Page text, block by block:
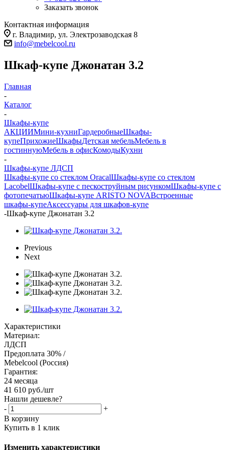
Заказать звонок
Контактная информация
г. Владимир, ул. Электрозаводская 8
info@mebelcool.ru
Шкаф-купе Джонатан 3.2
Главная
-
Каталог
-
Шкафы-купе
АКЦИИМини-кухниГардеробныеШкафы-
купеПрихожиеШкафыДетская мебельМебель в
гостиннуюМебель в офисКомодыКухни
-
Шкафы-купе ЛДСП
Шкафы-купе со стеклом OracalШкафы-купе со стеклом
LacobelШкафы-купе с пескоструйным рисункомШкафы-купе с
фотопечатьюШкафы-купе ARISTO NOVAВстроенные
шкафы-купеАксессуары для шкафов-купе
-Шкаф-купе Джонатан 3.2
Previous
Next
Характеристики
Материал:
ЛДСП
Предоплата 30% /
Mebelcool (Россия)
Гарантия:
24 месяца
41 610 руб./шт
Нашли дешевле?
-
+
В корзину
Купить в 1 клик
Изменить характеристики